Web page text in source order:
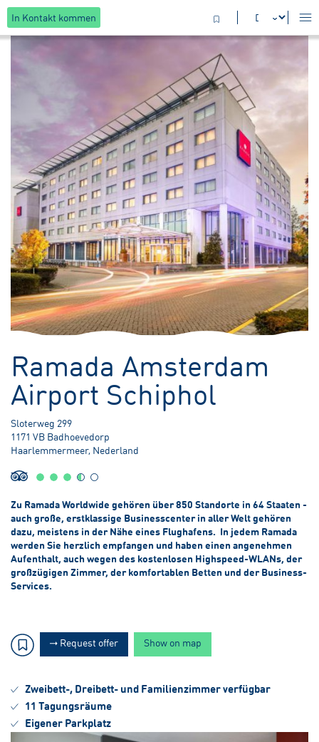
In Kontakt kommen
Ramada Amsterdam
Airport Schiphol
Sloterweg 299
1171 VB Badhoevedorp
Haarlemmermeer, Nederland
Zu Ramada Worldwide gehören über 850 Standorte in 64 Staaten -
auch große, erstklassige Businesscenter in aller Welt gehören
dazu, meistens in der Nähe eines Flughafens. In jedem Ramada
werden Sie herzlich empfangen und haben einen angenehmen
Aufenthalt, auch wegen des kostenlosen Highspeed-WLANs, der
großzügigen Zimmer, der komfortablen Betten und der Business-
Services.
Request offer Show on map
Zweibett-, Dreibett- und Familienzimmer verfügbar
11 Tagungsräume
Eigener Parkplatz